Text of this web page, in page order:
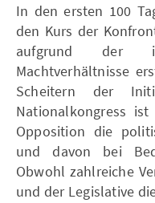
In den ersten 100
den Kurs der
aufgrund der
Machtverhältnisse
Scheitern der
Nationalkongress
Opposition die
und davon bei
Obwohl zahlreiche
und der Legislative